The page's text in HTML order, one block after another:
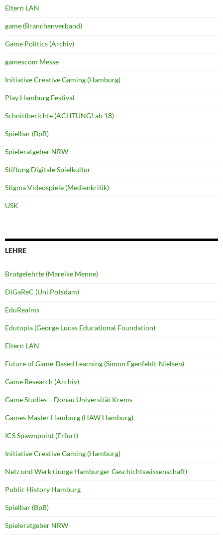
Eltern LAN
game (Branchenverband)
Game Politics (Archiv)
gamescom Messe
Initiative Creative Gaming (Hamburg)
Play Hamburg Festival
Schnittberichte (ACHTUNG! ab 18)
Spielbar (BpB)
Spieleratgeber NRW
Stiftung Digitale Spielkultur
Stigma Videospiele (Medienkritik)
USK
LEHRE
Brotgelehrte (Mareike Menne)
DiGaReC (Uni Potsdam)
EduRealms
Edutopia (George Lucas Educational Foundation)
Eltern LAN
Future of Game-Based Learning (Simon Egenfeldt-Nielsen)
Game Research (Archiv)
Game Studies – Donau Universität Krems
Games Master Hamburg (HAW Hamburg)
ICS Spawnpoint (Erfurt)
Initiative Creative Gaming (Hamburg)
Netz und Werk (Junge Hamburger Geschichtswissenschaft)
Public History Hamburg
Spielbar (BpB)
Spieleratgeber NRW